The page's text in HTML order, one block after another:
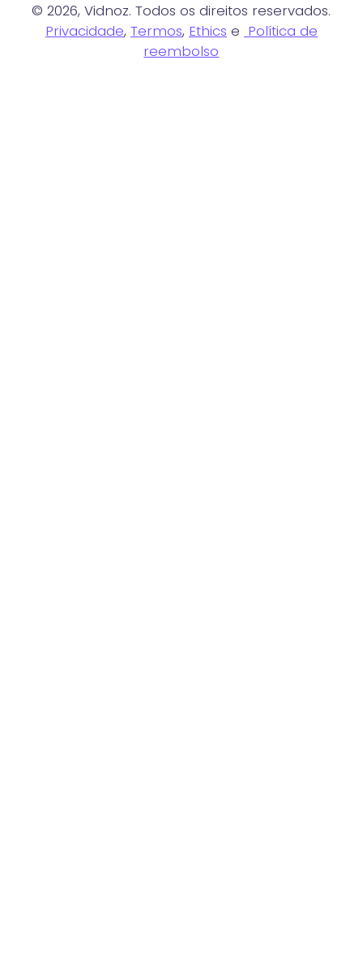
© 2026, Vidnoz. Todos os direitos reservados.
Privacidade, Termos, Ethics e Política de
reembolso